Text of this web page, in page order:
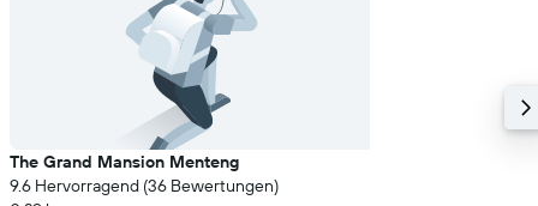
The Grand Mansion Menteng
9.6 Hervorragend (36 Bewertungen)